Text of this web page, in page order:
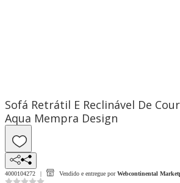
Sofá Retrátil E Reclinável De
Aqua Mempra Design
4000104272 Vendido e entregue por Webcontinental